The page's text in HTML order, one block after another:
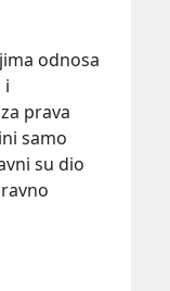
odnosa
i
prava
samo
su dio